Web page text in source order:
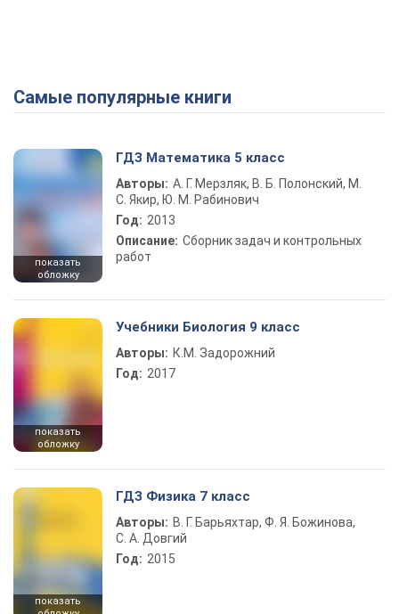
Самые популярные книги
показать
обложку
ГДЗ Математика 5 класс
Авторы: А. Г. Мерзляк, В. Б. Полонский, М.
С. Якир, Ю. М. Рабинович
Год: 2013
Описание: Сборник задач и контрольных
работ
показать
обложку
Учебники Биология 9 класс
Авторы: К.М. Задорожний
Год: 2017
показать
ГДЗ Физика 7 класс
Авторы: В. Г. Барьяхтар, Ф. Я. Божинова,
С. А. Довгий
Год: 2015